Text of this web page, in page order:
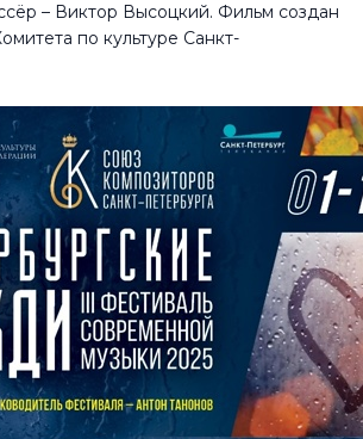
– Виктор Высоцкий. Фильм создан
по культуре Санкт-